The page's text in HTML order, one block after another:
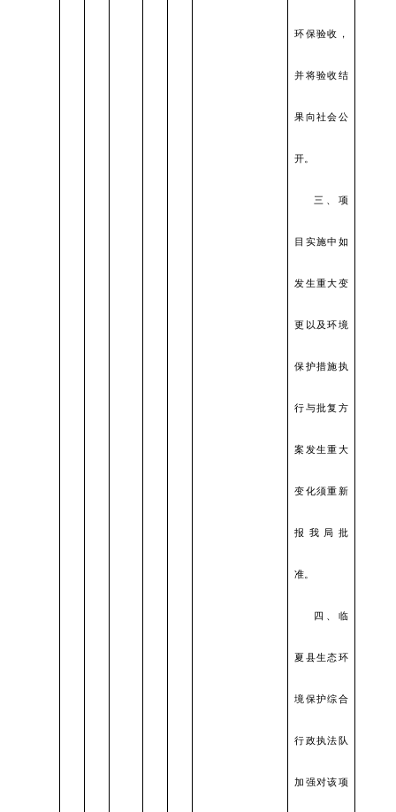
环保验收，
并将验收结
果向社会公
开。
三、项
目实施中如
发生重大变
更以及环境
保护措施执
行与批复方
案发生重大
变化须重新
报我局批
准。
四、临
夏县生态环
境保护综合
行政执法队
加强对该项